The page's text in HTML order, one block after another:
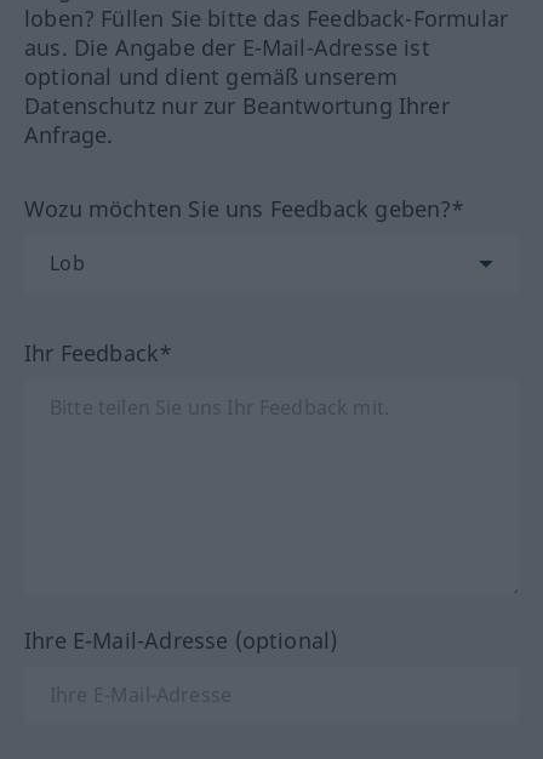
loben? Füllen Sie bitte das Feedback-Formular
aus. Die Angabe der E-Mail-Adresse ist
optional und dient gemäß unserem
Datenschutz nur zur Beantwortung Ihrer
Anfrage.
Wozu möchten Sie uns Feedback geben?*
Ihr Feedback*
Ihre E-Mail-Adresse (optional)